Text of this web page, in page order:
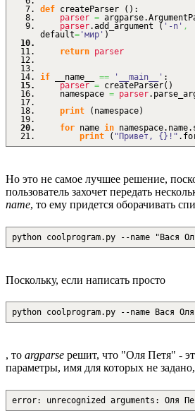
def createParser ( ) :
parser = argparse.
parser.add_argument ( '-n' ,
default= 'мир' )
return parser
if __name__ == '__main__' :
parser = createParser( )
namespace = parser.
print
( namespace)
for name in namespace. name.
print
( "Привет, {}!" .
Но это не самое лучшее решение,
пользователь захочет передать
name, то ему придется оборачивать
python coolprogram.py --name "Вася
Поскольку, если написать просто
python coolprogram.py --name Вася
, то argparse решит, что "Оля Петя" -
параметры, имя для которых не
error: unrecognized arguments: Оля